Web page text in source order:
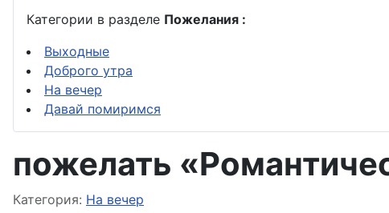
Категории в разделе Пожелания :
Выходные
Доброго утра
На вечер
Давай помиримся
пожелать
Информация о материале
Категория: На вечер